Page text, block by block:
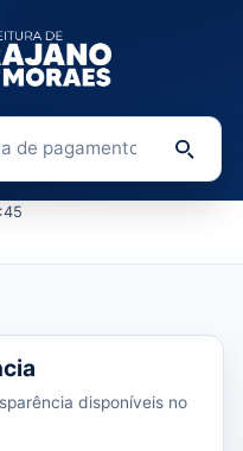
de dados.
disponíveis no